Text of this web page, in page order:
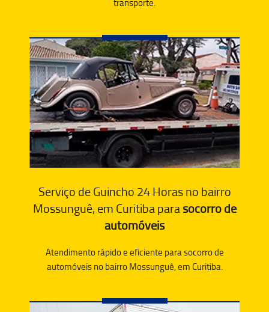
transporte.
Serviço de Guincho 24 Horas no bairro
Mossunguê, em Curitiba parasocorro de
automóveis
Atendimento rápido e eficiente para socorro de
automóveis no bairro Mossunguê, em Curitiba.